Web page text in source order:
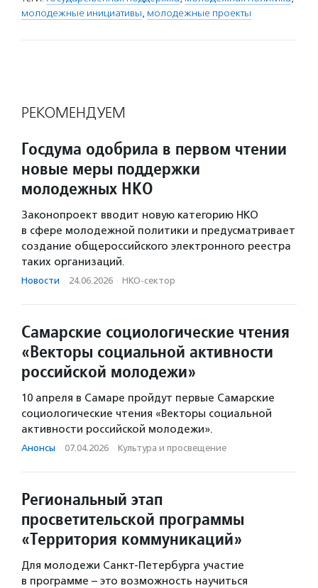
молодежные инициативы, молодежные проекты
РЕКОМЕНДУЕМ
Госдума одобрила в первом чтении
новые меры поддержки
молодежных НКО
Законопроект вводит новую категорию НКО
в сфере молодежной политики и предусматривает
создание общероссийского электронного реестра
таких организаций.
Новости · 24.06.2026 · НКО-сектор
Самарские социологические чтения
«Векторы социальной активности
российской молодежи»
10 апреля в Самаре пройдут первые Самарские
социологические чтения «Векторы социальной
активности российской молодежи».
Анонсы · 07.04.2026 · Культура и просвещение
Региональный этап
просветительской программы
«Территория коммуникаций»
Для молодежи Санкт-Петербурга участие
в программе – это возможность научиться